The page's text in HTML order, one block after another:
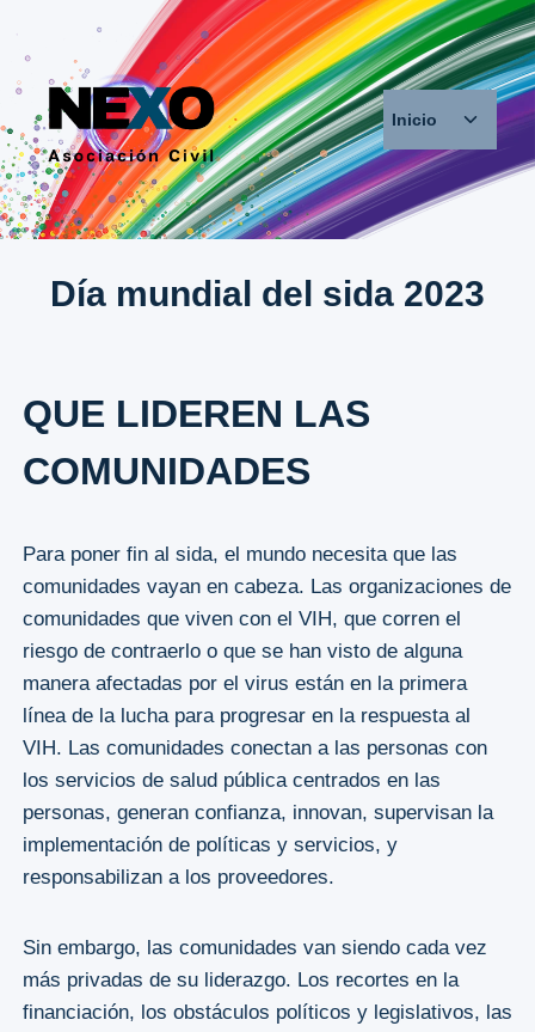
contenido
Inicio
Alternar
menú
hijo
Día mundial del sida 2023
QUE LIDEREN LAS
COMUNIDADES
Para poner fin al sida, el mundo necesita que las
comunidades vayan en cabeza. Las organizaciones de
comunidades que viven con el VIH, que corren el
riesgo de contraerlo o que se han visto de alguna
manera afectadas por el virus están en la primera
línea de la lucha para progresar en la respuesta al
VIH. Las comunidades conectan a las personas con
los servicios de salud pública centrados en las
personas, generan confianza, innovan, supervisan la
implementación de políticas y servicios, y
responsabilizan a los proveedores.
Sin embargo, las comunidades van siendo cada vez
más privadas de su liderazgo. Los recortes en la
financiación, los obstáculos políticos y legislativos, las